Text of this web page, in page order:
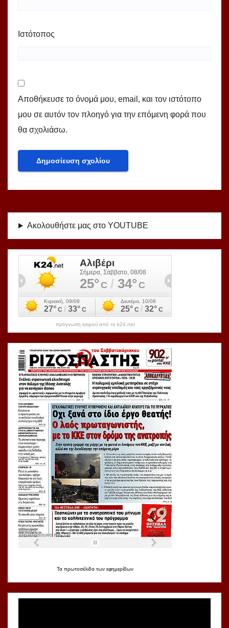
Ιστότοπος
Αποθήκευσε το όνομά μου, email, και τον ιστότοπο
μου σε αυτόν τον πλοηγό για την επόμενη φορά που
θα σχολιάσω.
Ακολουθήστε μας στο YOUTUBE
πρόγνωση καιρού από το k24.net
Τα πρωτοσέλιδα των εφημερίδων